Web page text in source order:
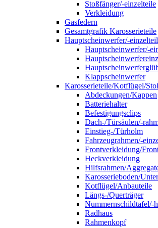
Stoßfänger/-einzelteile
Verkleidung
Gasfedern
Gesamtgrafik Karosserieteile
Hauptscheinwerfer/-
Hauptscheinwerfer/-
Klappscheinwerfer
Karosserieteile/Kotflügel/
Abdeckungen/Kappen
Batteriehalter
Befestigungsclips
Dach-/Türsäulen/-
Einstieg-/Türholm
Fahrzeugrahmen/-
Frontverkleidung/
Heckverkleidung
Hilfsrahmen/
Karosserieboden/
Kotflügel/Anbauteile
Längs-/Querträger
Nummernschildtafel/-
Radhaus
Rahmenkopf